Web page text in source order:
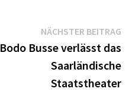
NÄCHSTER BEITRAG
Bodo Busse verlässt das
Saarländische
Staatstheater